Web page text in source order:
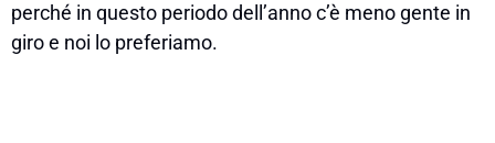
perché in questo periodo dell’anno c’è meno gente in
giro e noi lo preferiamo.